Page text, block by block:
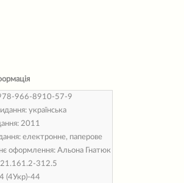
966-8910-57-9
українська
2011
електронне, паперове
оформлення: Альона Гнатюк
312.5
(4Укр)-44